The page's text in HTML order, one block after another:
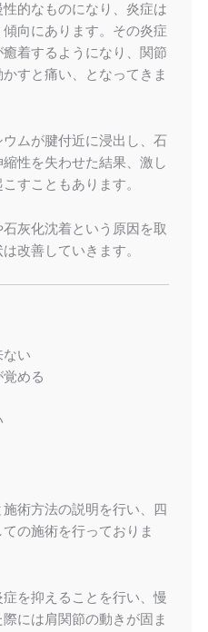
的なものになり、炎症は
向にあります。その炎症
着するようになり、関節
すと痛い、となってきま
ムが腱付近に浸出し、石
性を失わせた結果、激し
すこともあります。
灰化沈着という原因を取
改善していきます。
ない
覚める
術方法の説明を行い、四
の施術を行っておりま
を抑えることを行い、慢
には肩関節の動きが固ま